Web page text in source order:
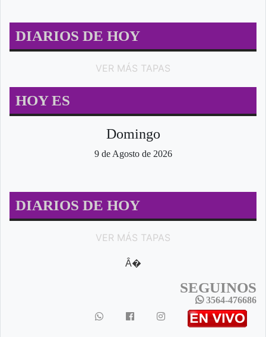
DIARIOS DE HOY
VER MÁS TAPAS
HOY ES
Domingo
9 de Agosto de 2026
DIARIOS DE HOY
VER MÁS TAPAS
Â�
SEGUINOS
3564-476686